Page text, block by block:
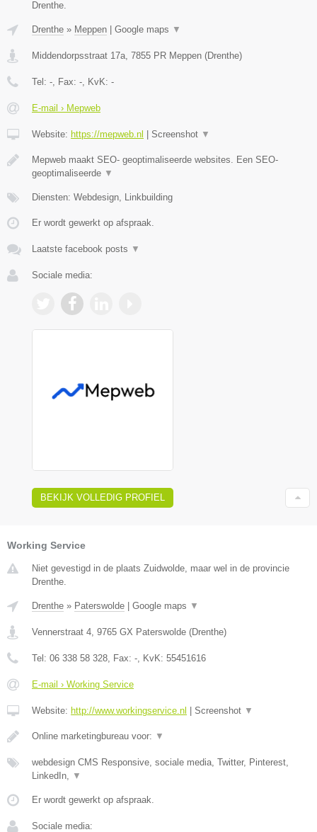
Drenthe.
Drenthe » Meppen Google maps ▼
Middendorpsstraat 17a 7855 PR Meppen (Drenthe)
Tel: - , Fax: - , KvK: -
E-mail › Mepweb
Website: https://mepweb.nl Screenshot ▼
Mepweb maakt SEO- geoptimaliseerde websites. Een SEO-
geoptimaliseerde ▼
Diensten: Webdesign, Linkbuilding
Er wordt gewerkt op afspraak.
Laatste facebook posts ▼
Sociale media:
BEKIJK VOLLEDIG PROFIEL
Working Service
Niet gevestigd in de plaats Zuidwolde, maar wel in de provincie
Drenthe.
Drenthe » Paterswolde Google maps ▼
Vennerstraat 4 9765 GX Paterswolde (Drenthe)
Tel: 06 338 58 328 , Fax: - , KvK: 55451616
E-mail › Working Service
Website: http://www.workingservice.nl Screenshot ▼
Online marketingbureau voor: ▼
webdesign CMS Responsive, sociale media, Twitter, Pinterest,
LinkedIn,
▼
Er wordt gewerkt op afspraak.
Sociale media: